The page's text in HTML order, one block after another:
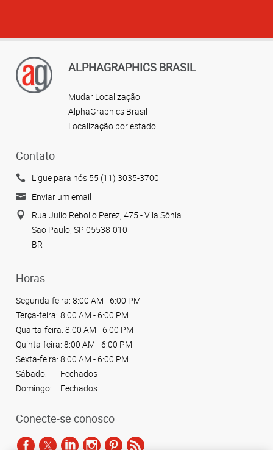
ALPHAGRAPHICS BRASIL
Mudar Localização
AlphaGraphics Brasil
Localização por estado
Contato
Ligue para nós 55 (11) 3035-3700
Enviar um email
Rua Julio Rebollo Perez, 475 - Vila Sônia
Sao Paulo, SP 05538-010
BR
Horas
Segunda-feira: 8:00 AM - 6:00 PM
Terça-feira: 8:00 AM - 6:00 PM
Quarta-feira: 8:00 AM - 6:00 PM
Quinta-feira: 8:00 AM - 6:00 PM
Sexta-feira: 8:00 AM - 6:00 PM
Sábado:
Fechados
Domingo:
Fechados
Conecte-se conosco